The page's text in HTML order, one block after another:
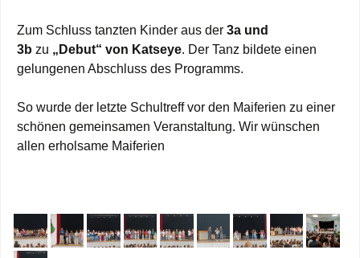
Zum Schluss tanzten Kinder aus der 3a und
3b zu „Debut“ von Katseye. Der Tanz bildete einen
gelungenen Abschluss des Programms.
So wurde der letzte Schultreff vor den Maiferien zu einer
schönen gemeinsamen Veranstaltung. Wir wünschen
allen erholsame Maiferien